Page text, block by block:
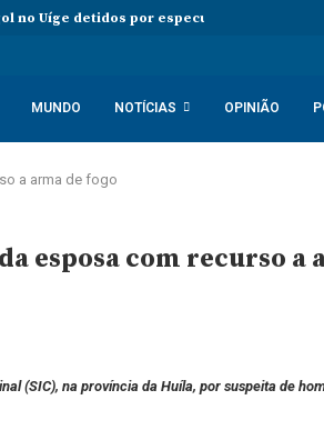
no Uíge detidos por especulação do preço
MUNDO NOTÍCIAS OPINIÃO
a arma de fogo
esposa com recurso a
(SIC), na província da Huíla, por suspeita de